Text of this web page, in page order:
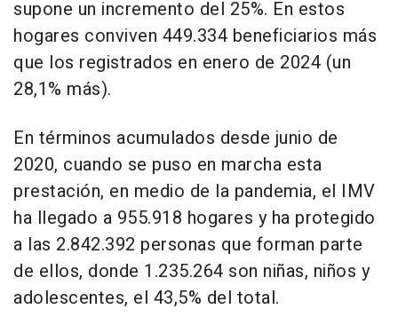
supone un incremento del 25%. En estos
hogares conviven 449.334 beneficiarios más
que los registrados en enero de 2024 (un
28,1% más).
En términos acumulados desde junio de
2020, cuando se puso en marcha esta
prestación, en medio de la pandemia, el IMV
ha llegado a 955.918 hogares y ha protegido
a las 2.842.392 personas que forman parte
de ellos, donde 1.235.264 son niñas, niños y
adolescentes, el 43,5% del total.